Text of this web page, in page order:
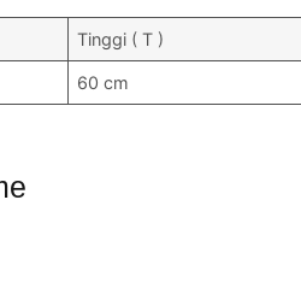
Tinggi ( T )
60 cm